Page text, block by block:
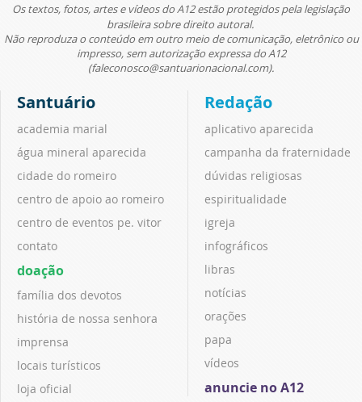
Os textos, fotos, artes e vídeos do A12 estão protegidos pela legislação
brasileira sobre direito autoral.
Não reproduza o conteúdo em outro meio de comunicação, eletrônico ou
impresso, sem autorização expressa do A12
(faleconosco@santuarionacional.com).
Santuário
academia marial
água mineral aparecida
cidade do romeiro
centro de apoio ao romeiro
centro de eventos pe. vitor
contato
doação
família dos devotos
história de nossa senhora
imprensa
locais turísticos
loja oficial
Redação
aplicativo aparecida
campanha da fraternidade
dúvidas religiosas
espiritualidade
igreja
infográficos
libras
notícias
orações
papa
vídeos
anuncie no A12